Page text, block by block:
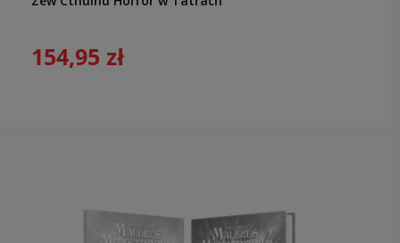
154,95 zł